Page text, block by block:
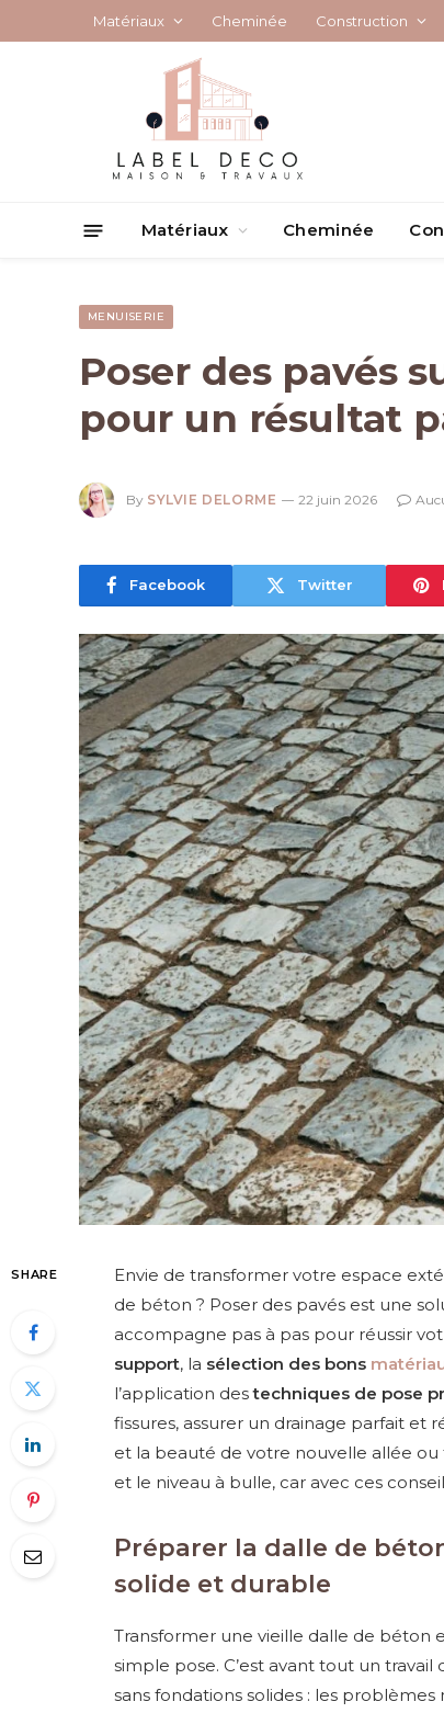
Matériaux Cheminée Construction
Matériaux Cheminée
MENUISERIE
Poser des pavés
pour un résultat
By SYLVIE DELORME 22 juin 2026
Facebook Twitter
SHARE
Envie de transformer votre espace
de béton ? Poser des pavés est une
accompagne pas à pas pour réussir
support, la sélection des bons
l’application destechniques de pose
fissures, assurer un drainage parfait et
et la beauté de votre nouvelle allée
et le niveau à bulle, car avec ces
Préparer la dalle de
solide et durable
Transformer une vieille dalle de béton
simple pose. C’est avant tout un
sans fondations solides : les problèmes